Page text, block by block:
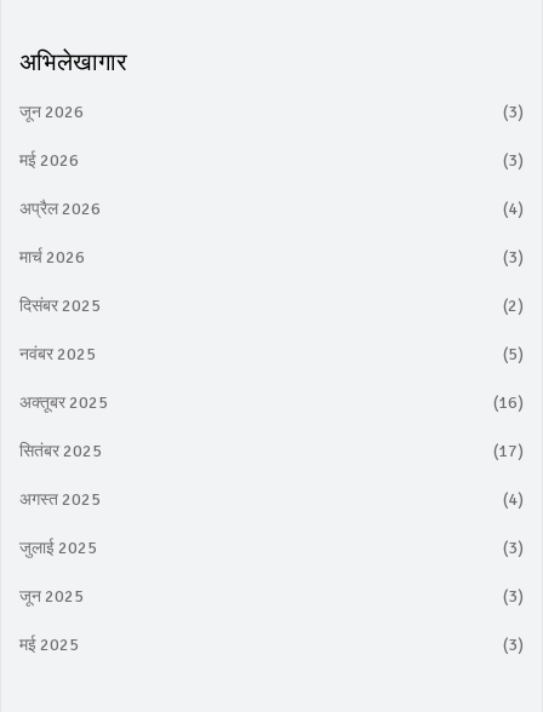
अभिलेखागार
जून 2026 (3)
मई 2026 (3)
अप्रैल 2026 (4)
मार्च 2026 (3)
दिसंबर 2025 (2)
नवंबर 2025 (5)
अक्तूबर 2025 (16)
सितंबर 2025 (17)
अगस्त 2025 (4)
जुलाई 2025 (3)
जून 2025 (3)
मई 2025 (3)